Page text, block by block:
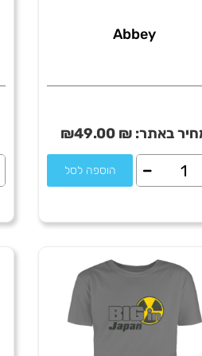
Abbey
באתר: ₪
₪49.00
כמות
של
- הוספה לסל